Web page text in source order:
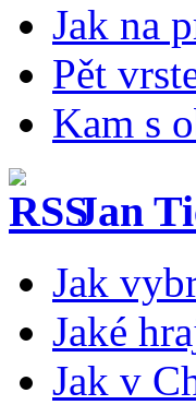
Jak na
Pět
Kam s
Jan
Jak
Jaké
Jak v